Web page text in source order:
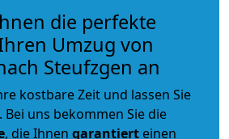
die perfekte
Umzug von
Steufzgen an
kostbare Zeit und lassen Sie
uns bekommen Sie die
, die Ihnen garantiert einen